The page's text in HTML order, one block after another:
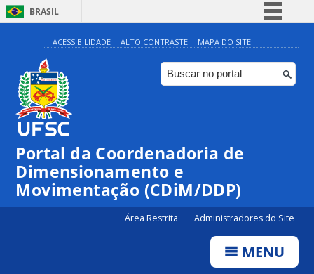
BRASIL
Simplifique!
Comunica BR
Participe
Canais
ACESSIBILIDADE ALTO CONTRASTE MAPA DO SITE
Portal da Coordenadoria de
Dimensionamento e
Movimentação (CDiM/DDP)
Área Restrita Administradores do Site
MENU